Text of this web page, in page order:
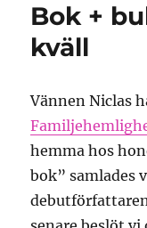
Bok +
kväll
Vännen Niclas
hemma hos
bok” samlades